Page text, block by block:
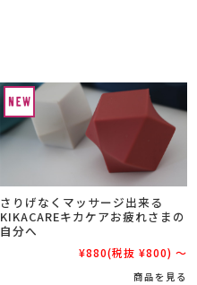
さりげなくマッサージ出来る
KIKACAREキカケアお疲れさまの
自分へ
¥880(税抜 ¥800) ～
商品を見る